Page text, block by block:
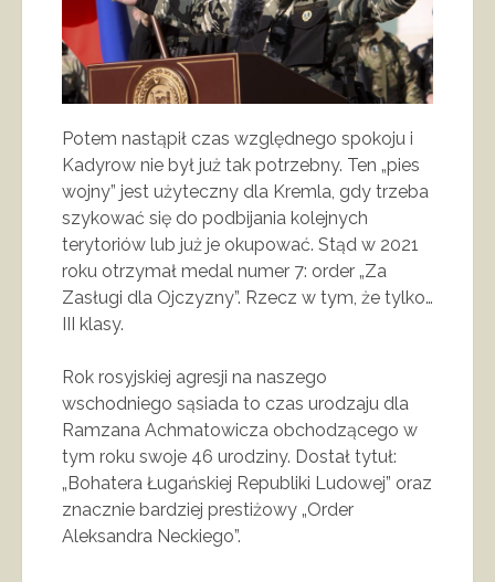
Potem nastąpił czas względnego spokoju i
Kadyrow nie był już tak potrzebny. Ten „pies
wojny” jest użyteczny dla Kremla, gdy trzeba
szykować się do podbijania kolejnych
terytoriów lub już je okupować. Stąd w 2021
roku otrzymał medal numer 7: order „Za
Zasługi dla Ojczyzny”. Rzecz w tym, że tylko…
III klasy.
Rok rosyjskiej agresji na naszego
wschodniego sąsiada to czas urodzaju dla
Ramzana Achmatowicza obchodzącego w
tym roku swoje 46 urodziny. Dostał tytuł:
„Bohatera Ługańskiej Republiki Ludowej” oraz
znacznie bardziej prestiżowy „Order
Aleksandra Neckiego”.